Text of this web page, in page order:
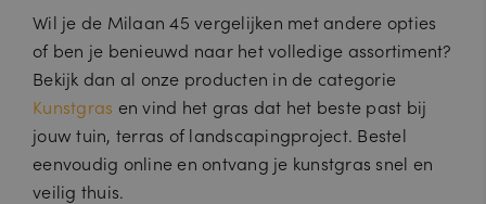
Wil je de Milaan 45 vergelijken met andere opties
of ben je benieuwd naar het volledige assortiment?
Bekijk dan al onze producten in de categorie
Kunstgras en vind het gras dat het beste past bij
jouw tuin, terras of landscapingproject. Bestel
eenvoudig online en ontvang je kunstgras snel en
veilig thuis.
e
L
C
w
.g
o
o
n
e